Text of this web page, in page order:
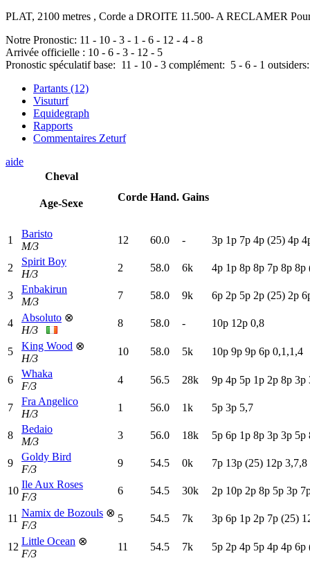
PLAT, 2100 metres , Corde a DROITE 11.500- A RECLAMER
Notre Pronostic: 11 - 10 - 3 - 1 - 6 - 12 - 4 - 8
Arrivée officielle : 10 - 6 - 3 - 12 - 5
Pronostic spéculatif base: 11 - 10 - 3 complément: 5 - 6 - 1
Partants (12)
Visuturf
Equidegraph
Rapports
Commentaires Zeturf
aide
Cheval
Age-Sexe
Corde Hand. Gains
1
Baristo
M/3
12 60.0 - 3p 1p 7p 4p (25) 4p 4
2
Spirit Boy
H/3
2 58.0 6k 4p 1p 8p 8p 7p 8p 8p
3
Enbakirun
M/3
7 58.0 9k 6p 2p 5p 2p (25) 2p 6
4 Absoluto ⊗
H/3
8 58.0 - 10p 12p 0,8
5 King Wood ⊗
H/3
10 58.0 5k 10p 9p 9p 6p 0,1,1,4
6
Whaka
F/3
4 56.5 28k 9p 4p 5p 1p 2p 8p 3p
7
Fra Angelico
H/3
1 56.0 1k 5p 3p 5,7
8
Bedaio
M/3
3 56.0 18k 5p 6p 1p 8p 3p 3p 5p
9
Goldy Bird
F/3
9 54.5 0k 7p 13p (25) 12p 3,7,8
10
Ile Aux Roses
F/3
6 54.5 30k 2p 10p 2p 8p 5p 3p 7
11 Namix de Bozouls ⊗
F/3
5 54.5 7k 3p 6p 1p 2p 7p (25)
12 Little Ocean ⊗
F/3
11 54.5 7k 5p 2p 4p 5p 4p 4p 6p